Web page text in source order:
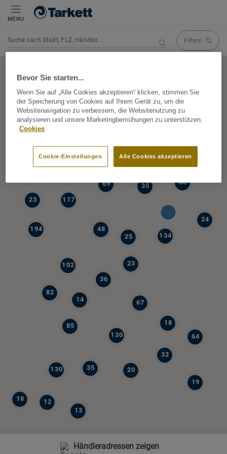
MENU
Filtern
85
194
77
117
130
39
64
67
82
36
130
69
134
23
35
35
102
19
23
48
14
60
12
18
32
13
20
24
25
18
Händleradressen zeigen
Bevor Sie starten...
Wenn Sie auf „Alle Cookies akzeptieren“ klicken, stimmen Sie
der Speicherung von Cookies auf Ihrem Gerät zu, um die
Websitenavigation zu verbessern, die Websitenutzung zu
analysieren und unsere Marketingbemühungen zu unterstützen.
Cookies
Alle Cookies akzeptieren
Cookie-Einstellungen